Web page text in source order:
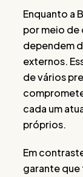
Enquanto a
por meio
dependem
externos.
de vários
cada um
próprios.
Em
garante que